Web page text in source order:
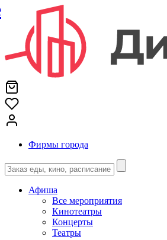
Фирмы города
Афиша
Все мероприятия
Кинотеатры
Концерты
Театры